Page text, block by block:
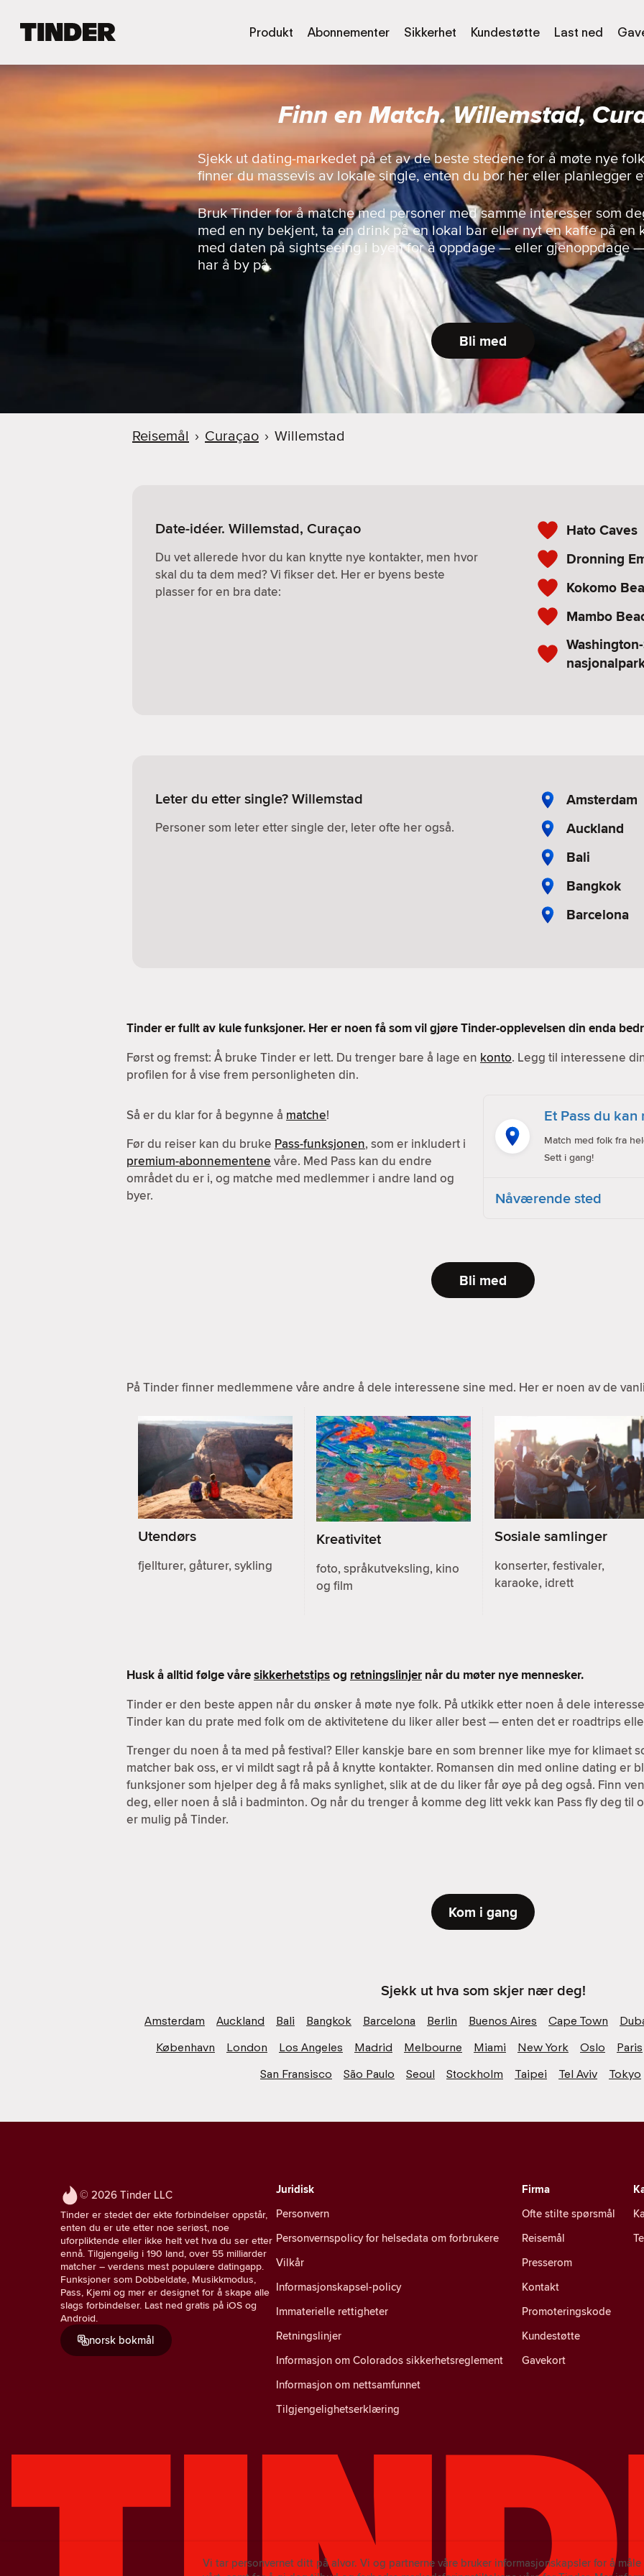
d
m
m
e
Produkt Abonnementer Sikkerhet Kundestøtte Last ned
Finn en Match. Willemstad,
Sjekk ut dating-markedet på et av de beste stedene for å møte nye
finner du massevis av lokale single, enten du bor her eller planlegger
Bruk Tinder for å matche med personer med samme interesser som
med en ny bekjent, ta en drink på en lokal bar eller nyt en kaffe på en
med daten på sightseeing i byen for å oppdage — eller gjenoppdage
har å by på.
Bli med
Reisemål › Curaçao › Willemstad
Date-idéer. Willemstad, Curaçao
Du vet allerede hvor du kan knytte nye kontakter, men hvor
skal du ta dem med? Vi fikser det. Her er byens beste
plasser for en bra date:
Hato Caves
Dronning
Kokomo
Mambo
Leter du etter single? Willemstad
Personer som leter etter single der, leter ofte her også.
Amsterdam
Auckland
Bali
Bangkok
Barcelona
Tinder er fullt av kule funksjoner. Her er noen få som vil gjøre Tinder-opplevelsen din enda
Først og fremst: Å bruke Tinder er lett. Du trenger bare å lage en konto. Legg til interessene
profilen for å vise frem personligheten din.
Så er du klar for å begynne å matche!
Før du reiser kan du bruke Pass-funksjonen, som er inkludert i
premium-abonnementene våre. Med Pass kan du endre
området du er i, og matche med medlemmer i andre land og
byer.
Et Pass du
Match med folk fra
Sett i gang!
Nåværende sted
Bli med
På Tinder finner medlemmene våre andre å dele interessene sine med. Her er noen av de
Utendørs
fjellturer, gåturer, sykling
Kreativitet
foto, språkutveksling, kino
og film
Sosiale samlinger
konserter, festivaler,
karaoke, idrett
Husk å alltid følge våresikkerhetstipsog retningslinjer når du møter nye mennesker.
Tinder er den beste appen når du ønsker å møte nye folk. På utkikk etter noen å dele
Tinder kan du prate med folk om de aktivitetene du liker aller best — enten det er roadtrips
Trenger du noen å ta med på festival? Eller kanskje bare en som brenner like mye for klimaet
matcher bak oss, er vi mildt sagt rå på å knytte kontakter. Romansen din med online dating er
funksjoner som hjelper deg å få maks synlighet, slik at de du liker får øye på deg også. Finn
deg, eller noen å slå i badminton. Og når du trenger å komme deg litt vekk kan Pass fly deg til
er mulig på Tinder.
Kom i gang
Sjekk ut hva som skjer nær deg!
Amsterdam Auckland Bali Bangkok Barcelona Berlin Buenos Aires Cape Town
København
London Los Angeles Madrid Melbourne Miami New York Oslo Paris
San Fransisco
São Paulo Seoul Stockholm Taipei Tel Aviv Tokyo
© 2026 Tinder LLC
Tinder er stedet der ekte forbindelser oppstår,
enten du er ute etter noe seriøst, noe
uforpliktende eller ikke helt vet hva du ser etter
ennå. Tilgjengelig i 190 land, over 55 milliarder
matcher – verdens mest populære datingapp.
Funksjoner som Dobbeldate, Musikkmodus,
Pass, Kjemi og mer er designet for å skape alle
slags forbindelser. Last ned gratis på iOS og
Android.
norsk bokmål
Juridisk
Personvern
Personvernspolicy for helsedata om forbrukere
Vilkår
Informasjonskapsel-policy
Immaterielle rettigheter
Retningslinjer
Informasjon om Colorados sikkerhetsreglement
Informasjon om nettsamfunnet
Tilgjengelighetserklæring
Firma
Ofte stilte spørsmål
Reisemål
Presserom
Kontakt
Promoteringskode
Kundestøtte
Gavekort
Vi tar personvernet ditt på alvor. Vi og partnerne våre bruker informasjonskapsler for å